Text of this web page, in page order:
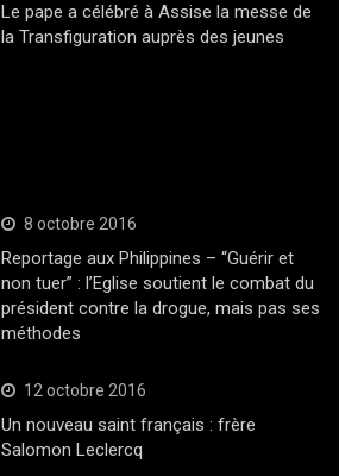
Le pape a célébré à Assise la messe de
la Transfiguration auprès des jeunes
8 octobre 2016
Reportage aux Philippines – “Guérir et
non tuer” : l’Eglise soutient le combat du
président contre la drogue, mais pas ses
méthodes
12 octobre 2016
Un nouveau saint français : frère
Salomon Leclercq